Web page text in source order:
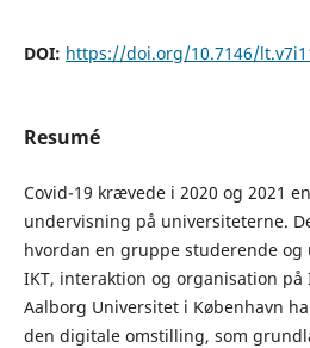
DOI: https://doi.org/10.7146/
Resumé
Covid-19 krævede i 2020 og 2021
undervisning på universiteterne.
hvordan en gruppe studerende og
IKT, interaktion og organisation
Aalborg Universitet i København
den digitale omstilling, som